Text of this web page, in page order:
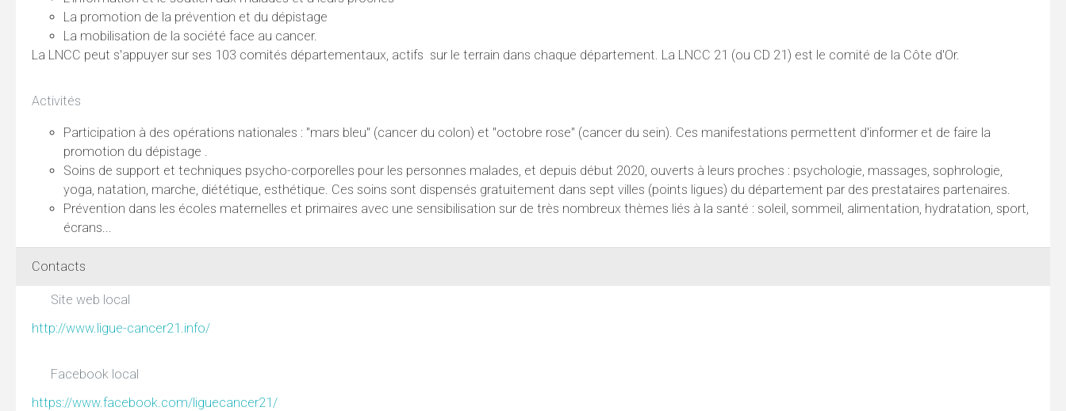
La promotion de la prévention et du dépistage
La mobilisation de la société face au cancer.
La LNCC peut s'appuyer sur ses 103 comités départementaux, actifs sur le terrain dans chaque département. La LNCC 21 (ou CD 21) est le comité de la Côte d'Or.
Activités
Participation à des opérations nationales : "mars bleu" (cancer du colon) et "octobre rose" (cancer du sein). Ces manifestations permettent d'informer et de faire la
promotion du dépistage .
Soins de support et techniques psycho-corporelles pour les personnes malades, et depuis début 2020, ouverts à leurs proches : psychologie, massages, sophrologie,
yoga, natation, marche, diététique, esthétique. Ces soins sont dispensés gratuitement dans sept villes (points ligues) du département par des prestataires partenaires.
Prévention dans les écoles maternelles et primaires avec une sensibilisation sur de très nombreux thèmes liés à la santé : soleil, sommeil, alimentation, hydratation, sport,
écrans...
Contacts
Site web local
http://www.ligue-cancer21.info/
Facebook local
https://www.facebook.com/liguecancer21/